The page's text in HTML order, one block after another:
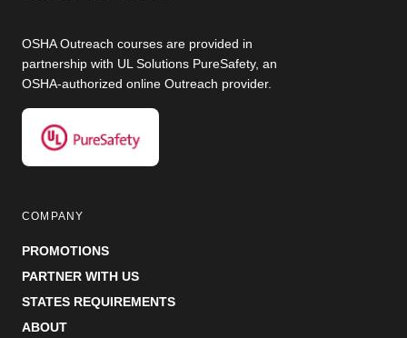
OSHA Outreach courses are provided in
partnership with UL Solutions PureSafety, an
OSHA-authorized online Outreach provider.
COMPANY
PROMOTIONS
PARTNER WITH US
STATES REQUIREMENTS
ABOUT